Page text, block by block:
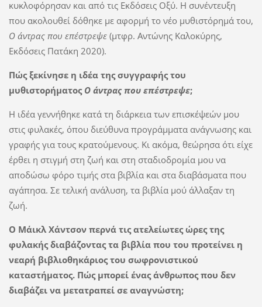
κυκλοφόρησαν και από τις Εκδόσεις Οξύ. Η συνέντευξη
που ακολουθεί δόθηκε με αφορμή το νέο μυθιστόρημά του,
Ο άντρας που επέστρεψε(μτφρ. Αντώνης Καλοκύρης,
Εκδόσεις Πατάκη 2020).
Πώς ξεκίνησε η ιδέα της συγγραφής του
μυθιστορήματος Ο άντρας που επέστρεψε;
Η ιδέα γεννήθηκε κατά τη διάρκεια των επισκέψεών μου
στις φυλακές, όπου διεύθυνα προγράμματα ανάγνωσης και
γραφής για τους κρατούμενους. Κι ακόμα, θεώρησα ότι είχε
έρθει η στιγμή στη ζωή και στη σταδιοδρομία μου να
αποδώσω φόρο τιμής στα βιβλία και στα διαβάσματα που
αγάπησα. Σε τελική ανάλυση, τα βιβλία μού άλλαξαν τη
ζωή.
Ο Μάικλ Χάντσον περνά τις ατελείωτες ώρες της
φυλακής διαβάζοντας τα βιβλία που του προτείνει η
νεαρή βιβλιοθηκάριος του σωφρονιστικού
καταστήματος. Πώς μπορεί ένας άνθρωπος που δεν
διαβάζει να μετατραπεί σε αναγνώστη;